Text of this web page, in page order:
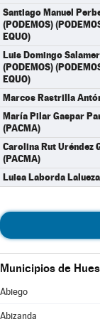
Santiago Manuel
(PODEMOS)
EQUO)
Luis Domingo
(PODEMOS)
EQUO)
Marcos Rastrilla
María Pilar Gaspar
(PACMA)
Carolina Rut Uréndez
(PACMA)
Luisa Laborda
Municipios de
Abiego
Abizanda